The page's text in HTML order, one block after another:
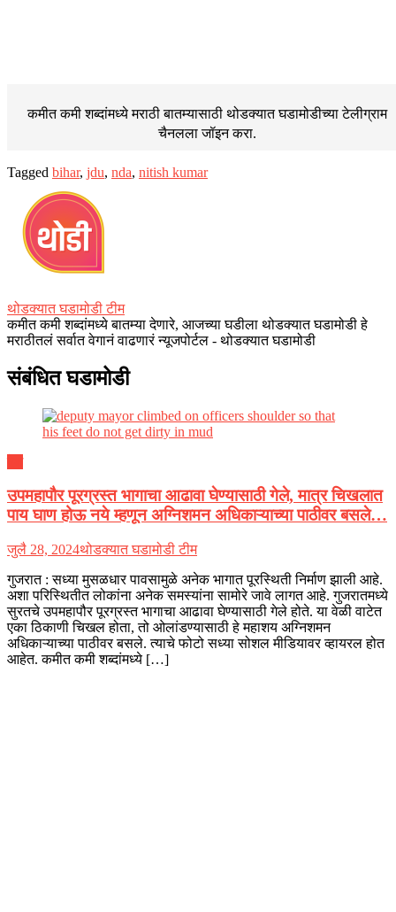
कमीत कमी शब्दांमध्ये मराठी बातम्यासाठी थोडक्यात घडामोडीच्याटेलीग्राम
चैनलला जॉइन करा.
Tagged bihar, jdu, nda, nitish kumar
थोडक्यात घडामोडी टीम
कमीत कमी शब्दांमध्ये बातम्या देणारे, आजच्या घडीला थोडक्यात घडामोडी हे
मराठीतलं सर्वात वेगानं वाढणारं न्यूजपोर्टल - थोडक्यात घडामोडी
संबंधित घडामोडी
उपमहापौर पूरग्रस्त भागाचा आढावा घेण्यासाठी गेले, मात्र चिखलात
पाय घाण होऊ नये म्हणून अग्निशमन अधिकाऱ्याच्या पाठीवर बसले…
जुलै 28, 2024थोडक्यात घडामोडी टीम
गुजरात : सध्या मुसळधार पावसामुळे अनेक भागात पूरस्थिती निर्माण झाली आहे.
अशा परिस्थितीत लोकांना अनेक समस्यांना सामोरे जावे लागत आहे. गुजरातमध्ये
सुरतचे उपमहापौर पूरग्रस्त भागाचा आढावा घेण्यासाठी गेले होते. या वेळी वाटेत
एका ठिकाणी चिखल होता, तो ओलांडण्यासाठी हे महाशय अग्निशमन
अधिकाऱ्याच्या पाठीवर बसले. त्याचे फोटो सध्या सोशल मीडियावर व्हायरल होत
आहेत. कमीत कमी शब्दांमध्ये […]